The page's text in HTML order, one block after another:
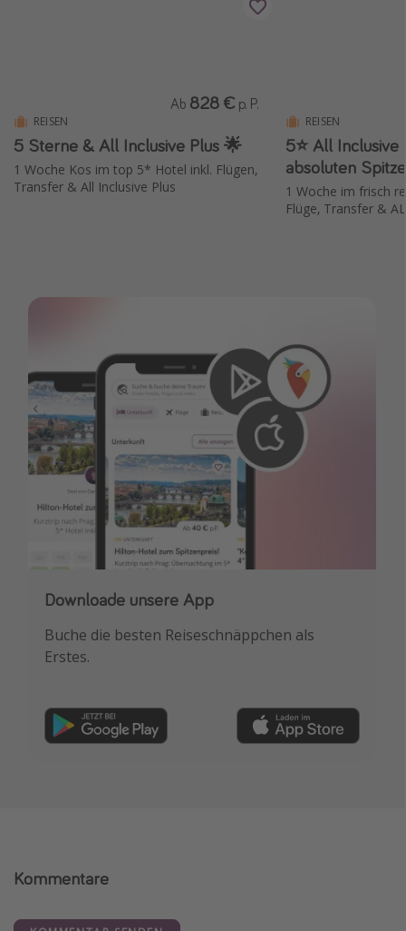
REISEN
5 Sterne & All Inclusive Plus 🌟
1 Woche Kos im top 5* Hotel inkl. Flügen,
Transfer & All Inclusive Plus
Ab 828 € p. P.
REISEN
5⭐️ All Inclusive
absoluten
1 Woche im frisch
Flüge, Transfer &
Downloade unsere App
Buche die besten Reiseschnäppchen als
Erstes.
Kommentare